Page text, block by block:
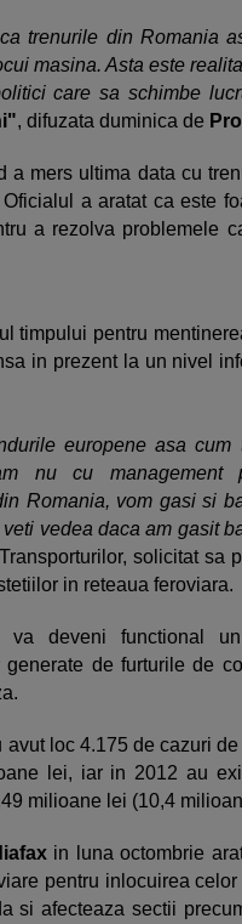
trenurile din Romania
masina. Asta este
care sa schimbe
, difuzata duminica de
a mers ultima data cu
Oficialul a aratat ca este
a rezolva problemele
timpului pentru
in prezent la un nivel
europene asa cum
nu cu management
Romania, vom gasi si
vedea daca am gasit
solicitat sa
in reteaua feroviara.
deveni functional
de furturile de
loc 4.175 de cazuri
lei, iar in 2012 au
milioane lei (10,4
in luna octombrie
pentru inlocuirea
si afecteaza sectii